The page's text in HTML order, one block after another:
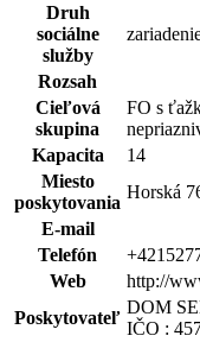
Druh
sociálne
služby
Rozsah
Cieľová
skupina
FO s
Kapacita
14
Miesto
poskytovania
Horská
E-mail
Telefón
Web
http://
Poskytovateľ
DOM
IČO :